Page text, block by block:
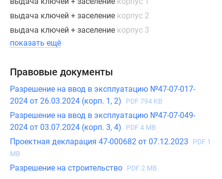
европейским
традициям
ландшафтного
и
зон
отдыха
и
площадок.
Покупателям
предлагаются
самые
выдача ключей + заселение корпус 2
выдача ключей + заселение корпус 3
показать ещё
Правовые документы
Разрешение на ввод в эксплуатацию №47-07-017-
2024 от 26.03.2024 (корп. 1, 2)
PDF 794 KB
Разрешение на ввод в эксплуатацию №47-07-049-
2024 от 03.07.2024 (корп. 3, 4)
PDF 4 MB
Проектная декларация 47-000682 от 07.12.2023
PDF 1
MB
Разрешение на строительство PDF 2 MB